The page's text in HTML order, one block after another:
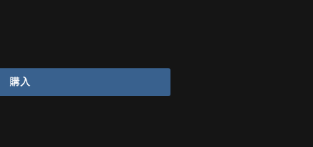
購入